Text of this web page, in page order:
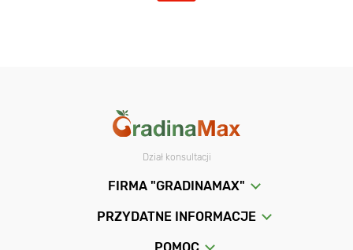
Dział konsultacji
FIRMA "GRADINAMAX"
PRZYDATNE INFORMACJE
POMOC